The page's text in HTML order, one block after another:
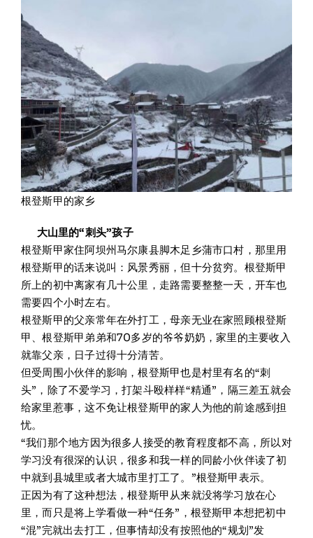
根登斯甲的家乡
大山里的“刺头”孩子
根登斯甲家住阿坝州马尔康县脚木足乡蒲市口村，那里用
根登斯甲的话来说叫：风景秀丽，但十分贫穷。根登斯甲
所上的初中离家有几十公里，走路需要整整一天，开车也
需要四个小时左右。
根登斯甲的父亲常年在外打工，母亲无业在家照顾根登斯
甲、根登斯甲弟弟和70多岁的爷爷奶奶，家里的主要收入
就靠父亲，日子过得十分清苦。
但受周围小伙伴的影响，根登斯甲也是村里有名的“刺
头”，除了不爱学习，打架斗殴样样“精通”，隔三差五就会
给家里惹事，这不免让根登斯甲的家人为他的前途感到担
忧。
“我们那个地方因为很多人接受的教育程度都不高，所以对
学习没有很深的认识，很多和我一样的同龄小伙伴读了初
中就到县城里或者大城市里打工了。”根登斯甲表示。
正因为有了这种想法，根登斯甲从来就没将学习放在心
里，而只是将上学看做一种“任务”，根登斯甲本想把初中
“混”完就出去打工，但事情却没有按照他的“规划”发